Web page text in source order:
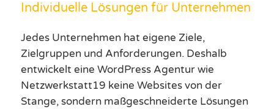
Individuelle Lösungen für Unternehmen
Jedes Unternehmen hat eigene Ziele,
Zielgruppen und Anforderungen. Deshalb
entwickelt eine WordPress Agentur wie
Netzwerkstatt19 keine Websites von der
Stange, sondern maßgeschneiderte Lösungen